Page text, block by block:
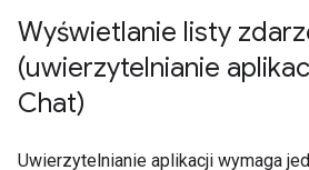
Wyświetlanie listy
(uwierzytelnianie
Chat)
Uwierzytelnianie aplikacji wymaga